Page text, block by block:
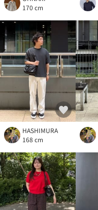
170 cm
HASHIMURA
168 cm